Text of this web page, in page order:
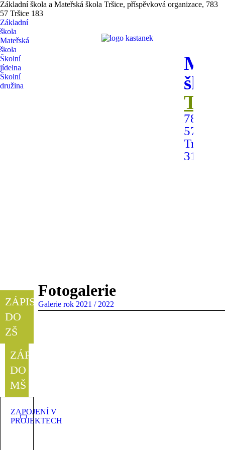
Základní škola a Mateřská škola Tršice, příspěvková organizace, 783
57 Tršice 183
Základní
škola
Mateřská
škola
Školní
jídelna
Školní
družina
783
57
Tršice
315
ZÁPIS
DO
ZŠ
ZÁPIS
DO
MŠ
ZAPOJENÍ V
PROJEKTECH
Fotogalerie
Galerie rok 2021 / 2022